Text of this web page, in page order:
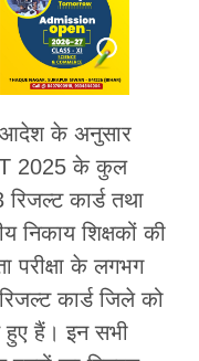
आदेश के अनुसार
2025 के कुल
कार्ड तथा
निकाय शिक्षकों की
परीक्षा के लगभग
कार्ड जिले को
हुए हैं। इन सभी